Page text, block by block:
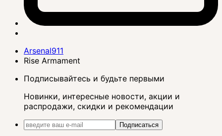
Arsenal911
Rise Armament
Подписывайтесь и будьте первыми
Новинки, интересные новости, акции и
распродажи, скидки и рекомендации
Подписаться